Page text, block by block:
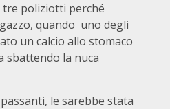
tre poliziotti perché
quando uno degli
un calcio allo stomaco
sbattendo la nuca
le sarebbe stata